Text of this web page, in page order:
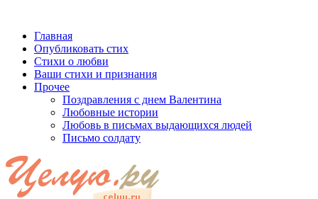
Главная
Опубликовать стих
Стихи о любви
Ваши стихи и признания
Прочее
Поздравления с днем Валентина
Любовные истории
Любовь в письмах выдающихся людей
Письмо солдату